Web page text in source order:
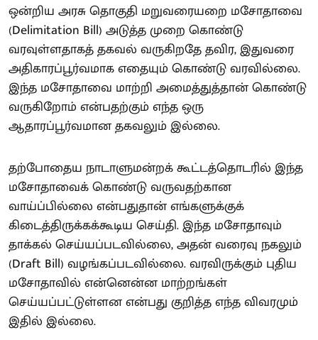
ஒன்றிய அரசு தொகுதி மறுவரையறை மசோதாவை
(Delimitation Bill) அடுத்த முறை கொண்டு
வரவுள்ளதாகத் தகவல் வருகிறதே தவிர, இதுவரை
அதிகாரப்பூர்வமாக எதையும் கொண்டு வரவில்லை.
இந்த மசோதாவை மாற்றி அமைத்துத்தான் கொண்டு
வருகிறோம் என்பதற்கும் எந்த ஒரு
ஆதாரப்பூர்வமான தகவலும் இல்லை.
தற்போதைய நாடாளுமன்றக் கூட்டத்தொடரில் இந்த
மசோதாவைக் கொண்டு வருவதற்கான
வாய்ப்பில்லை என்பதுதான் எங்களுக்குக்
கிடைத்திருக்கக்கூடிய செய்தி. இந்த மசோதாவும்
தாக்கல் செய்யப்படவில்லை, அதன் வரைவு நகலும்
(Draft Bill) வழங்கப்படவில்லை. வரவிருக்கும் புதிய
மசோதாவில் என்னென்ன மாற்றங்கள்
செய்யப்பட்டுள்ளன என்பது குறித்த எந்த விவரமும்
இதில் இல்லை.